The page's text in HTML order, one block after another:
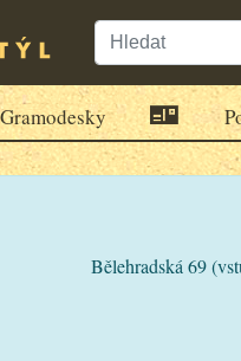
Gramodesky
Bělehradská 69